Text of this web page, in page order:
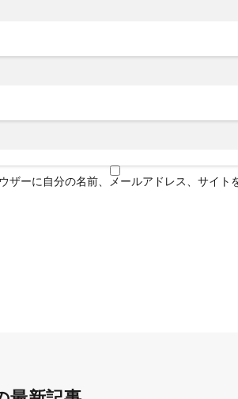
ザーに自分の名前、メールアドレス、サイト